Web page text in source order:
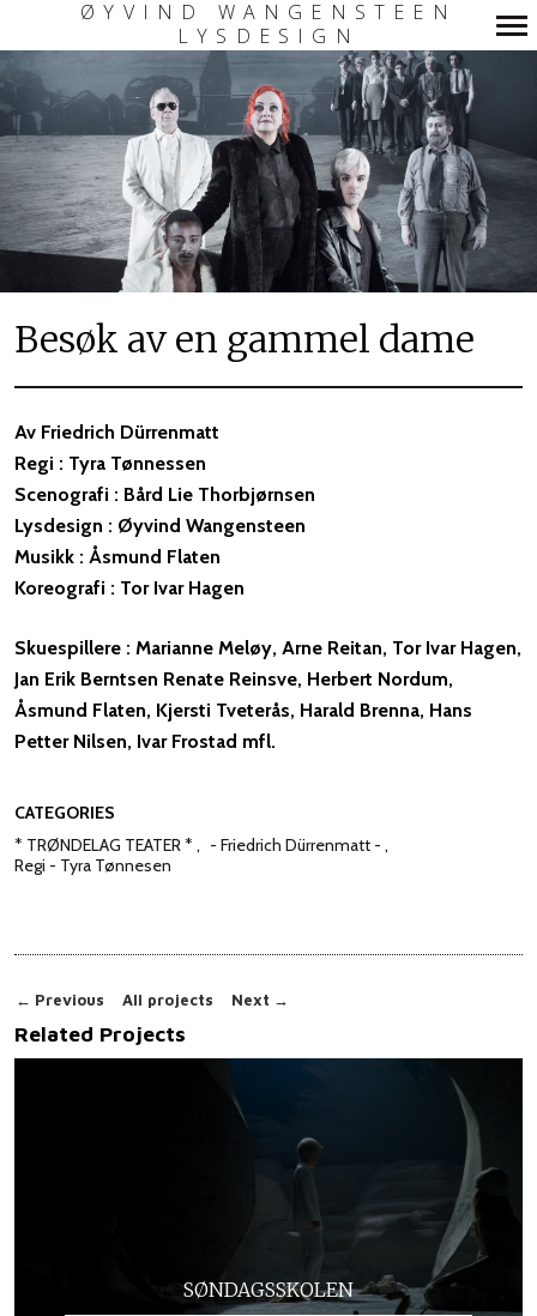
Primary
Navigation
ØYVIND WANGENSTEEN
LYSDESIGN
Besøk av en gammel dame
Av Friedrich Dürrenmatt
Regi : Tyra Tønnessen
Scenografi : Bård Lie Thorbjørnsen
Lysdesign : Øyvind Wangensteen
Musikk : Åsmund Flaten
Koreografi : Tor Ivar Hagen
Skuespillere : Marianne Meløy, Arne Reitan, Tor Ivar Hagen,
Jan Erik Berntsen Renate Reinsve, Herbert Nordum,
Åsmund Flaten, Kjersti Tveterås, Harald Brenna, Hans
Petter Nilsen, Ivar Frostad mfl.
CATEGORIES
* TRØNDELAG TEATER *
- Friedrich Dürrenmatt -
Regi - Tyra Tønnesen
Related Projects
← Previous All projects Next →
SØNDAGSSKOLEN